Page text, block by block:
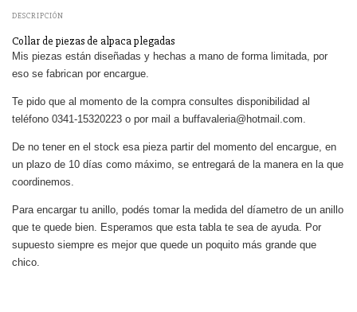
DESCRIPCIÓN
Collar de piezas de alpaca plegadas
Mis piezas están diseñadas y hechas a mano de forma limitada, por
eso se fabrican por encargue.
Te pido que al momento de la compra consultes disponibilidad al
teléfono 0341-15320223 o por mail a buffavaleria@hotmail.com
De no tener en el stock esa pieza partir del momento del encargue, en
un plazo de 10 días como máximo, se entregará de la manera en la que
coordinemos.
Para encargar tu anillo, podés tomar la medida del díametro de un anillo
que te quede bien. Esperamos que esta tabla te sea de ayuda. Por
supuesto siempre es mejor que quede un poquito más grande que
chico.